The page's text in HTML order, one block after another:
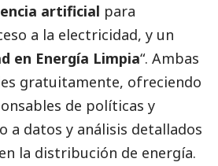
artificial para
a la electricidad, y un
en Energía Limpia“. Ambas
gratuitamente, ofreciendo
de políticas y
a datos y análisis detallados
la distribución de energía.